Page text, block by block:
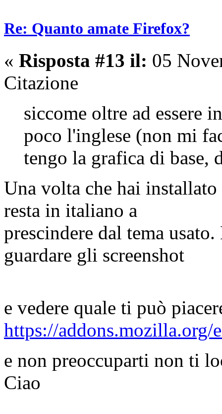
Re: Quanto amate Firefox?
« Risposta #13 il: 05
Citazione
siccome oltre ad essere
poco l'inglese (non mi
tengo la grafica di base,
Una volta che hai
resta in italiano a
prescindere dal tema
guardare gli screenshot
e vedere quale ti può
https://
e non preoccuparti non ti
Ciao